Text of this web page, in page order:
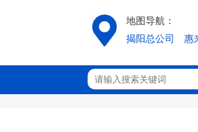
地图导航：
揭阳总公司
惠